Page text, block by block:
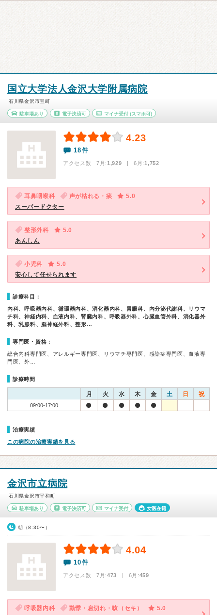
国立大学法人金沢大学附属病院
石川県金沢市宝町
駐車場あり 電子決済可 マイナ受付 (スマホ可)
4.23
18件
アクセス数 7月:1,929 | 6月:1,752
耳鼻咽喉科 声が枯れる・痰
5.0
スーパードクター
整形外科
5.0
あんしん
小児科
5.0
安心して任せられます
診療科目：
内科、呼吸器内科、循環器内科、消化器内科、胃腸科、内分泌代謝科、リウマ
チ科、神経内科、血液内科、腎臓内科、呼吸器外科、心臓血管外科、消化器外
科、乳腺科、脳神経外科、整形…
専門医・資格：
総合内科専門医、アレルギー専門医、リウマチ専門医、感染症専門医、血液専
門医、外…
診療時間
月 火 水 木 金 土 日 祝
09:00-17:00
治療実績
この病院の治療実績を見る
金沢市立病院
石川県金沢市平和町
駐車場あり 電子決済可 マイナ受付 女医在籍
朝（8:30〜）
4.04
10件
アクセス数 7月:473 | 6月:459
呼吸器内科 動悸・息切れ・咳（セキ）
5.0